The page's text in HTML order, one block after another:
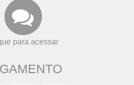
para acessar